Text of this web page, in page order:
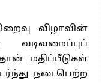
விழாவின்
மதிப்பீடுகள்
நடைபெற்ற